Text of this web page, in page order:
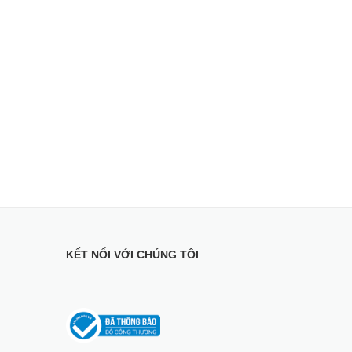
KẾT NỐI VỚI CHÚNG TÔI